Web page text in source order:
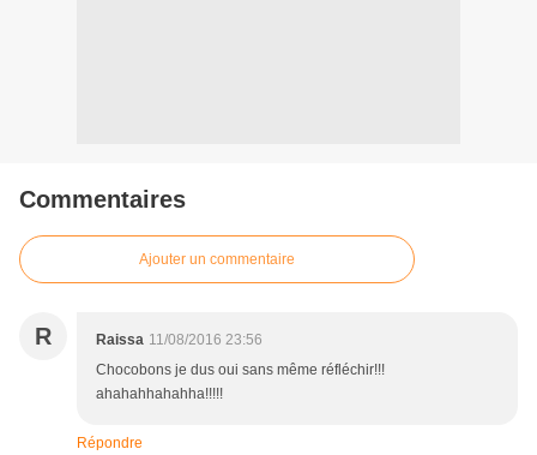
Commentaires
Ajouter un commentaire
R Raissa 11/08/2016 23:56
Chocobons je dus oui sans même réfléchir!!!
ahahahhahahha!!!!!
Répondre